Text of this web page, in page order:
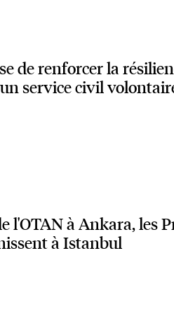
de renforcer la
service civil
l'OTAN à Ankara, les
à Istanbul